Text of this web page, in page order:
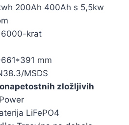
200Ah 400Ah s 5,5kw
6000-krat
mm
MSDS
zložljivih
LiFePO4